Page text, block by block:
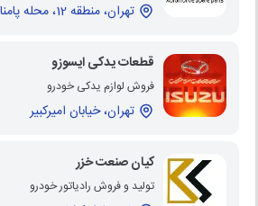
تهران، منطقه 12، محله پامنار، خیابان امیرکبیر
قطعات یدکی ایسوزو
فروش لوازم یدکی خودرو
تهران، خیابان امیرکبیر
کیان صنعت خزر
تولید و فروش رادیاتور خودرو